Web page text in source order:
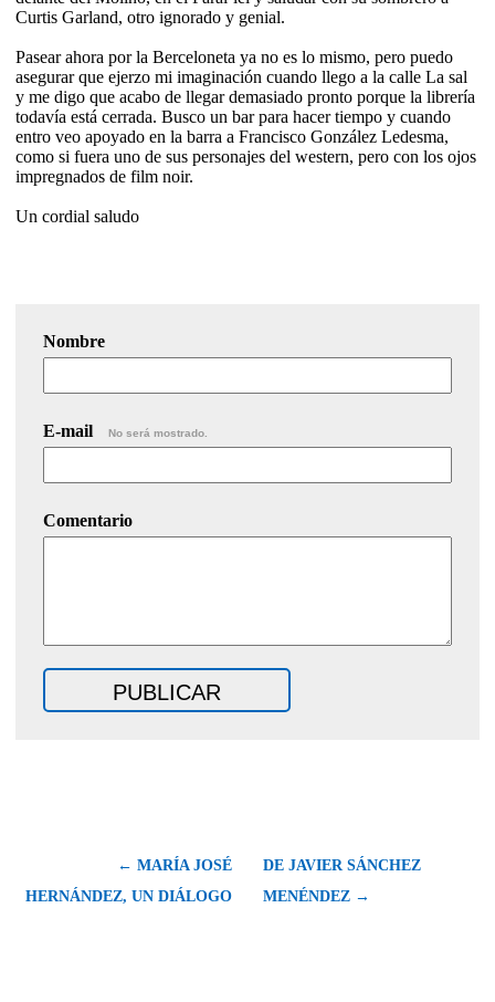
Curtis Garland, otro ignorado y genial.
Pasear ahora por la Berceloneta ya no es lo mismo, pero puedo
asegurar que ejerzo mi imaginación cuando llego a la calle La sal
y me digo que acabo de llegar demasiado pronto porque la librería
todavía está cerrada. Busco un bar para hacer tiempo y cuando
entro veo apoyado en la barra a Francisco González Ledesma,
como si fuera uno de sus personajes del western, pero con los ojos
impregnados de film noir.
Un cordial saludo
Nombre
E-mail No será mostrado.
Comentario
← MARÍA JOSÉ
HERNÁNDEZ, UN DIÁLOGO
DE JAVIER SÁNCHEZ
MENÉNDEZ →